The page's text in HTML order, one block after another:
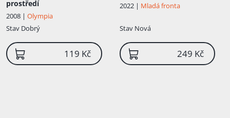
prostředí
2008 | Olympia
Stav Dobrý
119 Kč
2022 | Mladá fronta
Stav Nová
249 Kč